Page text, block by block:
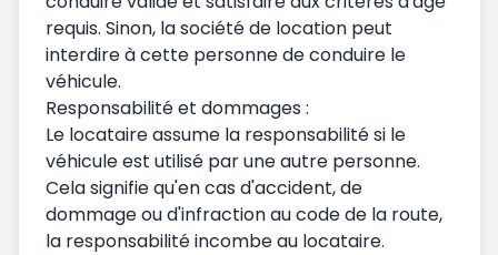
requis. Sinon, la société de location peut
interdire à cette personne de conduire le
véhicule.
Responsabilité et dommages :
Le locataire assume la responsabilité si le
véhicule est utilisé par une autre personne.
Cela signifie qu'en cas d'accident, de
dommage ou d'infraction au code de la route,
la responsabilité incombe au locataire.